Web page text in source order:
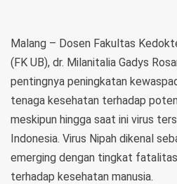
Malang – Dosen Fakultas
(FK UB), dr. Milanitalia Gadys
pentingnya peningkatan
tenaga kesehatan terhadap
meskipun hingga saat ini virus
Indonesia. Virus Nipah dikenal
emerging dengan tingkat
terhadap kesehatan manusia.